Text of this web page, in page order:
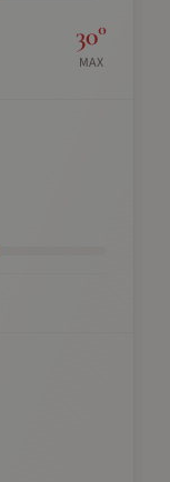
30°
MAX